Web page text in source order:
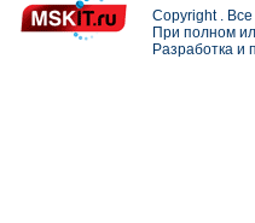
Copyright .
При полном
Разработка и